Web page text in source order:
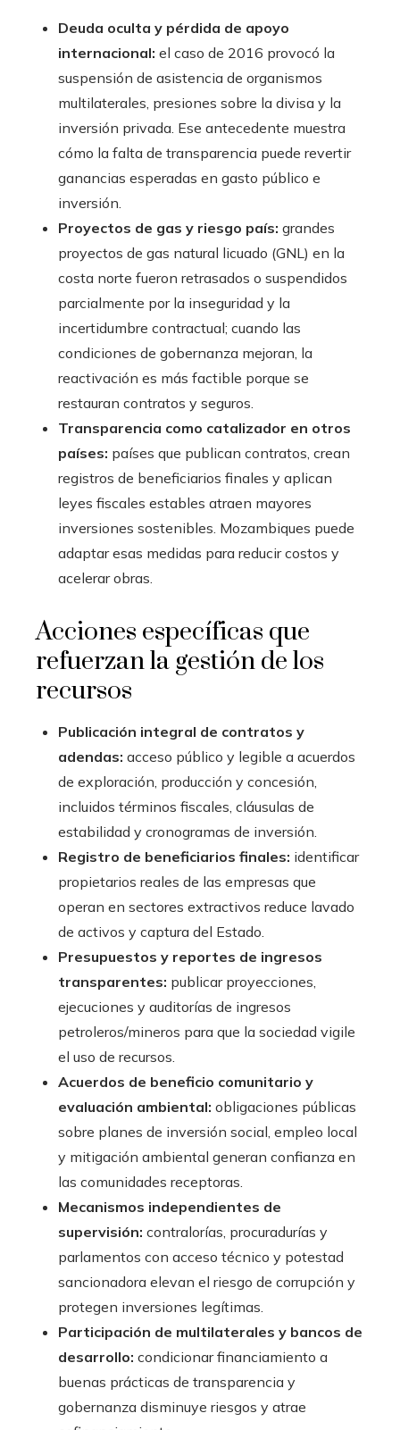
Deuda oculta y pérdida de apoyo
internacional: el caso de 2016 provocó la
suspensión de asistencia de organismos
multilaterales, presiones sobre la divisa y la
inversión privada. Ese antecedente muestra
cómo la falta de transparencia puede revertir
ganancias esperadas en gasto público e
inversión.
Proyectos de gas y riesgo país: grandes
proyectos de gas natural licuado (GNL) en la
costa norte fueron retrasados o suspendidos
parcialmente por la inseguridad y la
incertidumbre contractual; cuando las
condiciones de gobernanza mejoran, la
reactivación es más factible porque se
restauran contratos y seguros.
Transparencia como catalizador en otros
países: países que publican contratos, crean
registros de beneficiarios finales y aplican
leyes fiscales estables atraen mayores
inversiones sostenibles. Mozambiques puede
adaptar esas medidas para reducir costos y
acelerar obras.
Acciones específicas que
refuerzan la gestión de los
recursos
Publicación integral de contratos y
adendas: acceso público y legible a acuerdos
de exploración, producción y concesión,
incluidos términos fiscales, cláusulas de
estabilidad y cronogramas de inversión.
Registro de beneficiarios finales: identificar
propietarios reales de las empresas que
operan en sectores extractivos reduce lavado
de activos y captura del Estado.
Presupuestos y reportes de ingresos
transparentes: publicar proyecciones,
ejecuciones y auditorías de ingresos
petroleros/mineros para que la sociedad vigile
el uso de recursos.
Acuerdos de beneficio comunitario y
evaluación ambiental: obligaciones públicas
sobre planes de inversión social, empleo local
y mitigación ambiental generan confianza en
las comunidades receptoras.
Mecanismos independientes de
supervisión: contralorías, procuradurías y
parlamentos con acceso técnico y potestad
sancionadora elevan el riesgo de corrupción y
protegen inversiones legítimas.
Participación de multilaterales y bancos de
desarrollo: condicionar financiamiento a
buenas prácticas de transparencia y
gobernanza disminuye riesgos y atrae